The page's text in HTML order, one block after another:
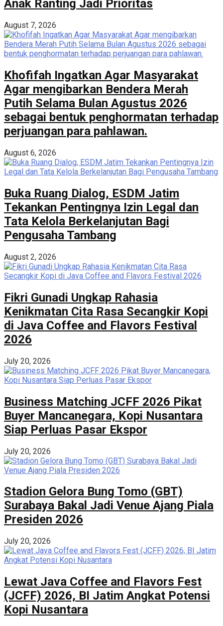
Anak Ranting Jadi Prioritas
August 7, 2026
Khofifah Ingatkan Agar Masyarakat
Agar mengibarkan Bendera Merah
Putih Selama Bulan Agustus 2026
sebagai bentuk penghormatan terhadap
perjuangan para pahlawan.
August 6, 2026
Buka Ruang Dialog, ESDM Jatim
Tekankan Pentingnya Izin Legal dan
Tata Kelola Berkelanjutan Bagi
Pengusaha Tambang
August 2, 2026
Fikri Gunadi Ungkap Rahasia
Kenikmatan Cita Rasa Secangkir Kopi
di Java Coffee and Flavors Festival
2026
July 20, 2026
Business Matching JCFF 2026 Pikat
Buyer Mancanegara, Kopi Nusantara
Siap Perluas Pasar Ekspor
July 20, 2026
Stadion Gelora Bung Tomo (GBT)
Surabaya Bakal Jadi Venue Ajang Piala
Presiden 2026
July 20, 2026
Lewat Java Coffee and Flavors Fest
(JCFF) 2026, BI Jatim Angkat Potensi
Kopi Nusantara